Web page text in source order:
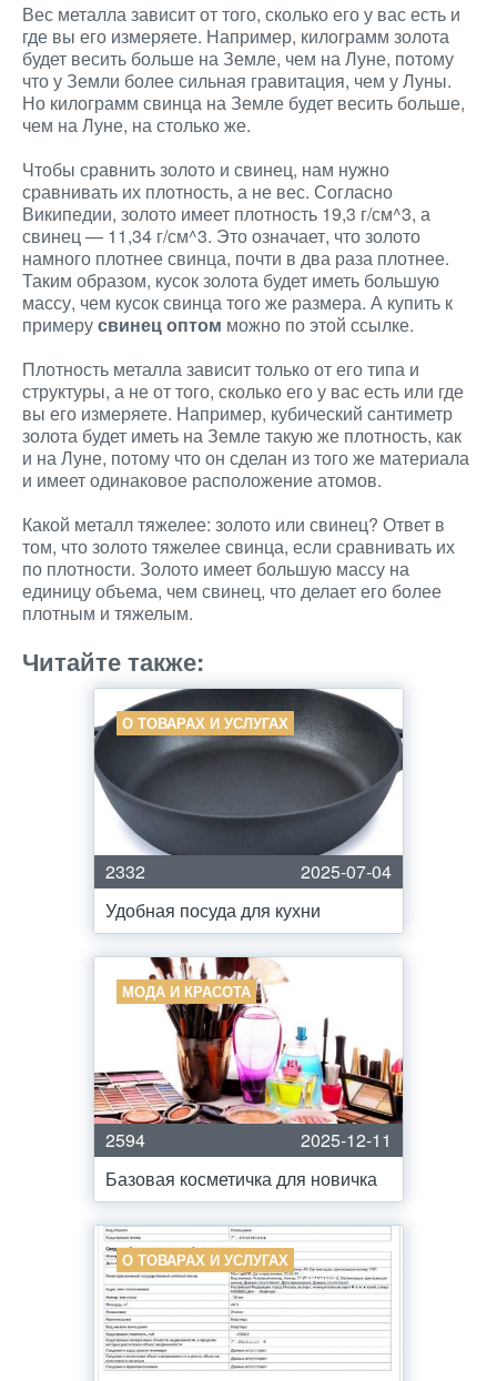
Вес металла зависит от того, сколько его у вас есть и
где вы его измеряете. Например, килограмм золота
будет весить больше на Земле, чем на Луне, потому
что у Земли более сильная гравитация, чем у Луны.
Но килограмм свинца на Земле будет весить больше,
чем на Луне, на столько же.
Чтобы сравнить золото и свинец, нам нужно
сравнивать их плотность, а не вес. Согласно
Википедии, золото имеет плотность 19,3 г/см^3, а
свинец — 11,34 г/см^3. Это означает, что золото
намного плотнее свинца, почти в два раза плотнее.
Таким образом, кусок золота будет иметь большую
массу, чем кусок свинца того же размера. А купить к
примерусвинец оптом можно по этой ссылке.
Плотность металла зависит только от его типа и
структуры, а не от того, сколько его у вас есть или где
вы его измеряете. Например, кубический сантиметр
золота будет иметь на Земле такую же плотность, как
и на Луне, потому что он сделан из того же материала
и имеет одинаковое расположение атомов.
Какой металл тяжелее: золото или свинец? Ответ в
том, что золото тяжелее свинца, если сравнивать их
по плотности. Золото имеет большую массу на
единицу объема, чем свинец, что делает его более
плотным и тяжелым.
Читайте также:
О ТОВАРАХ И УСЛУГАХ
2332
2025-07-04
Удобная посуда для кухни
МОДА И КРАСОТА
2594
2025-12-11
Базовая косметичка для новичка
О ТОВАРАХ И УСЛУГАХ